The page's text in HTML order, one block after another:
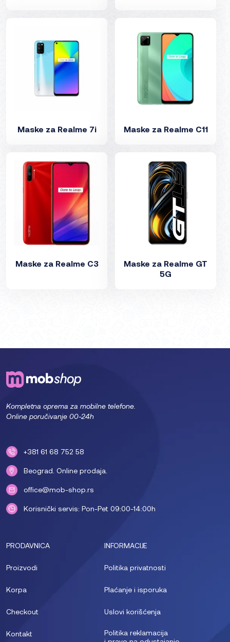
Maske za Realme 7i Maske za Realme C11
Maske za Realme C3
Maske za Realme GT
5G
Kompletna oprema za mobilne telefone.
Online poručivanje 00-24h
+381 61 68 752 58
Beograd. Online prodaja.
office@mob-shop.rs
Korisnički servis: Pon-Pet 09:00-14:00h
PRODAVNICA
Proizvodi
Korpa
Checkout
Kontakt
INFORMACIJE
Politika privatnosti
Plaćanje i isporuka
Uslovi korišćenja
Politika reklamacija